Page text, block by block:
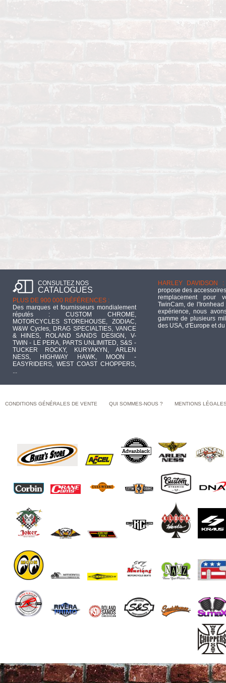
CONSULTEZ NOS
CATALOGUES
PLUS DE 900 000 RÉFÉRENCES :
Des marques et fournisseurs mondialement
réputés : CUSTOM CHROME,
MOTORCYCLES STOREHOUSE, ZODIAC,
W&W Cycles, DRAG SPECIALTIES, VANCE
& HINES, ROLAND SANDS DESIGN, V-
TWIN - LE PERA, PARTS UNLIMITED, S&S -
TUCKER ROCKY, KURYAKYN, ARLEN
NESS, HIGHWAY HAWK, MOON -
EASYRIDERS, WEST COAST CHOPPERS,
HARLEY DAVIDSON :
propose des
remplacement pour
TwinCam, de
expérience, nous
gamme de plusieurs
des USA, d'Europe et
CONDITIONS GÉNÉRALES DE VENTE QUI SOMMES-NOUS ? MENTIONS
End of Gallery